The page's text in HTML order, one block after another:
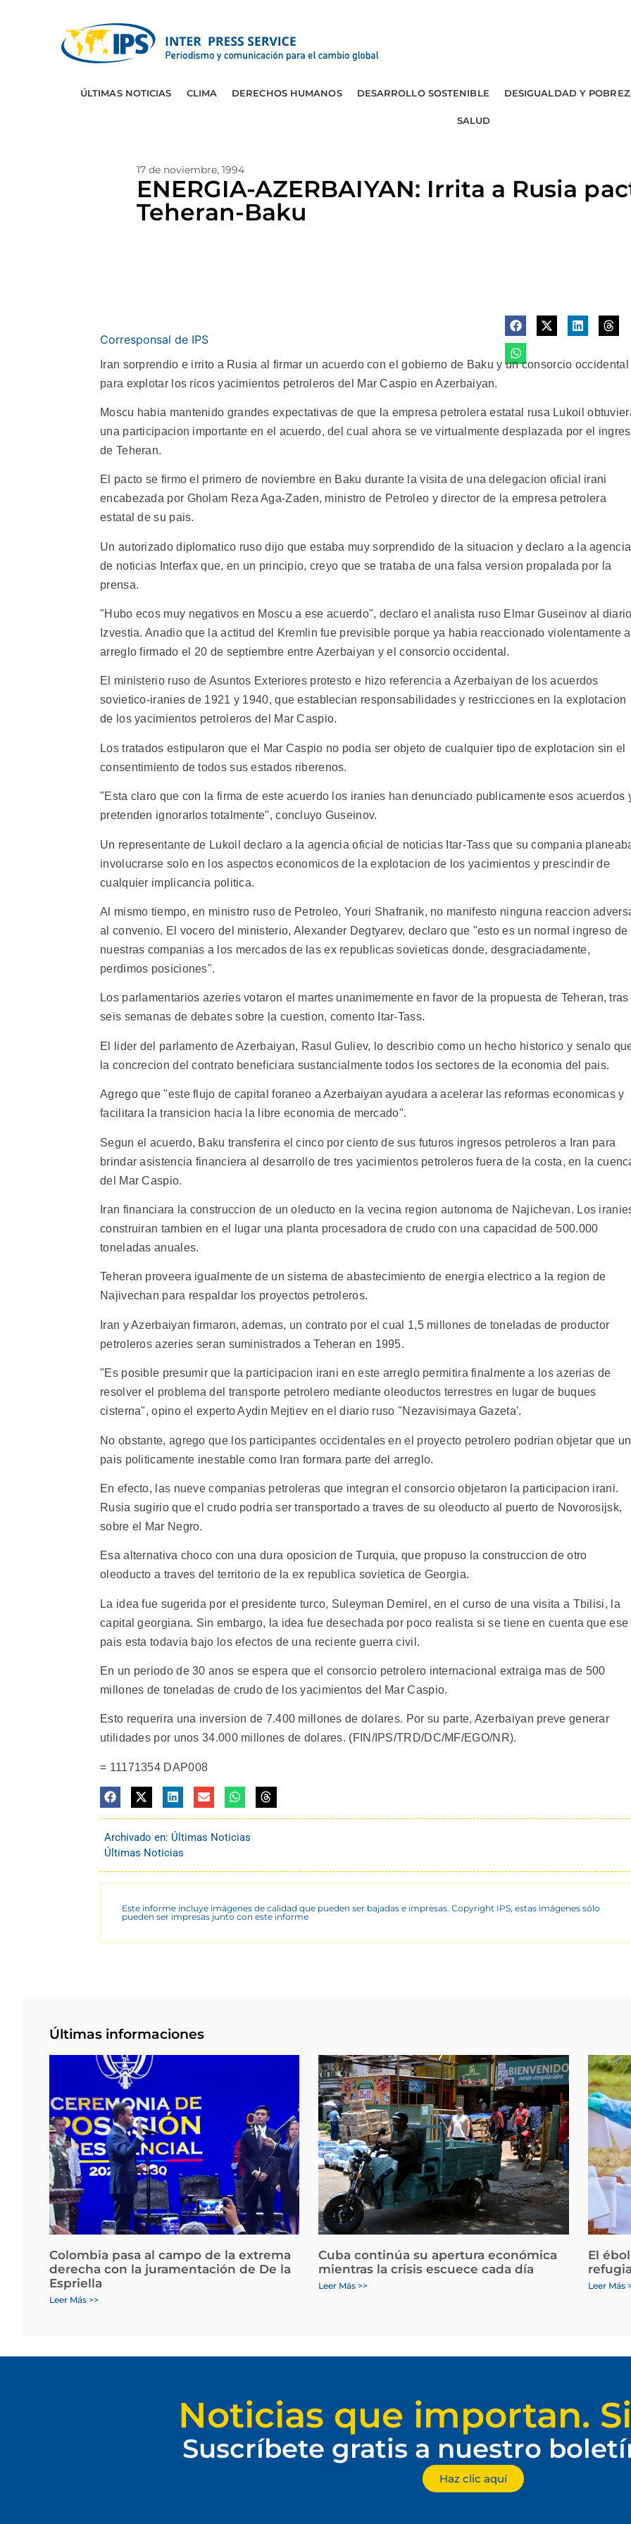
ÚLTIMAS NOTICIAS CLIMA DERECHOS HUMANOS DESARROLLO SOSTENIBLE DESIGUALDAD Y
SALUD
17 de noviembre, 1994
ENERGIA-AZERBAIYAN: Irrita a Rusia
Teheran-Baku
Corresponsal de IPS
Iran sorprendio e irrito a Rusia al firmar un acuerdo con el gobierno de Baku y un consorcio occidental
para explotar los ricos yacimientos petroleros del Mar Caspio en Azerbaiyan.
Moscu habia mantenido grandes expectativas de que la empresa petrolera estatal rusa Lukoil
una participacion importante en el acuerdo, del cual ahora se ve virtualmente desplazada por el
de Teheran.
El pacto se firmo el primero de noviembre en Baku durante la visita de una delegacion oficial irani
encabezada por Gholam Reza Aga-Zaden, ministro de Petroleo y director de la empresa petrolera
estatal de su pais.
Un autorizado diplomatico ruso dijo que estaba muy sorprendido de la situacion y declaro a la agencia
de noticias Interfax que, en un principio, creyo que se trataba de una falsa version propalada por la
prensa.
"Hubo ecos muy negativos en Moscu a ese acuerdo", declaro el analista ruso Elmar Guseinov al
Izvestia. Anadio que la actitud del Kremlin fue previsible porque ya habia reaccionado violentamente
arreglo firmado el 20 de septiembre entre Azerbaiyan y el consorcio occidental.
El ministerio ruso de Asuntos Exteriores protesto e hizo referencia a Azerbaiyan de los acuerdos
sovietico-iranies de 1921 y 1940, que establecian responsabilidades y restricciones en la explotacion
de los yacimientos petroleros del Mar Caspio.
Los tratados estipularon que el Mar Caspio no podia ser objeto de cualquier tipo de explotacion sin el
consentimiento de todos sus estados riberenos.
"Esta claro que con la firma de este acuerdo los iranies han denunciado publicamente esos acuerdos
pretenden ignorarlos totalmente", concluyo Guseinov.
Un representante de Lukoil declaro a la agencia oficial de noticias Itar-Tass que su compania
involucrarse solo en los aspectos economicos de la explotacion de los yacimientos y prescindir de
cualquier implicancia politica.
Al mismo tiempo, en ministro ruso de Petroleo, Youri Shafranik, no manifesto ninguna reaccion
al convenio. El vocero del ministerio, Alexander Degtyarev, declaro que "esto es un normal ingreso de
nuestras companias a los mercados de las ex republicas sovieticas donde, desgraciadamente,
perdimos posiciones".
Los parlamentarios azeries votaron el martes unanimemente en favor de la propuesta de Teheran, tras
seis semanas de debates sobre la cuestion, comento Itar-Tass.
El lider del parlamento de Azerbaiyan, Rasul Guliev, lo describio como un hecho historico y senalo
la concrecion del contrato beneficiara sustancialmente todos los sectores de la economia del pais.
Agrego que "este flujo de capital foraneo a Azerbaiyan ayudara a acelerar las reformas economicas y
facilitara la transicion hacia la libre economia de mercado".
Segun el acuerdo, Baku transferira el cinco por ciento de sus futuros ingresos petroleros a Iran para
brindar asistencia financiera al desarrollo de tres yacimientos petroleros fuera de la costa, en la
del Mar Caspio.
Iran financiara la construccion de un oleducto en la vecina region autonoma de Najichevan. Los
construiran tambien en el lugar una planta procesadora de crudo con una capacidad de 500.000
toneladas anuales.
Teheran proveera igualmente de un sistema de abastecimiento de energia electrico a la region de
Najivechan para respaldar los proyectos petroleros.
Iran y Azerbaiyan firmaron, ademas, un contrato por el cual 1,5 millones de toneladas de productor
petroleros azeries seran suministrados a Teheran en 1995.
"Es posible presumir que la participacion irani en este arreglo permitira finalmente a los azerias de
resolver el problema del transporte petrolero mediante oleoductos terrestres en lugar de buques
cisterna", opino el experto Aydin Mejtiev en el diario ruso "Nezavisimaya Gazeta'.
No obstante, agrego que los participantes occidentales en el proyecto petrolero podrian objetar que un
pais politicamente inestable como Iran formara parte del arreglo.
En efecto, las nueve companias petroleras que integran el consorcio objetaron la participacion irani.
Rusia sugirio que el crudo podria ser transportado a traves de su oleoducto al puerto de Novorosijsk,
sobre el Mar Negro.
Esa alternativa choco con una dura oposicion de Turquia, que propuso la construccion de otro
oleoducto a traves del territorio de la ex republica sovietica de Georgia.
La idea fue sugerida por el presidente turco, Suleyman Demirel, en el curso de una visita a Tbilisi, la
capital georgiana. Sin embargo, la idea fue desechada por poco realista si se tiene en cuenta que ese
pais esta todavia bajo los efectos de una reciente guerra civil.
En un periodo de 30 anos se espera que el consorcio petrolero internacional extraiga mas de 500
millones de toneladas de crudo de los yacimientos del Mar Caspio.
Esto requerira una inversion de 7.400 millones de dolares. Por su parte, Azerbaiyan preve generar
utilidades por unos 34.000 millones de dolares. (FIN/IPS/TRD/DC/MF/EGO/NR).
= 11171354 DAP008
Archivado en: Últimas Noticias
Últimas Noticias
Este informe incluye imágenes de calidad que pueden ser bajadas e impresas. Copyright IPS, estas imágenes sólo
pueden ser impresas junto con este informe
Últimas informaciones
Colombia pasa al campo de la extrema
derecha con la juramentación de De la
Espriella
Leer Más >>
Cuba continúa su apertura económica
mientras la crisis escuece cada día
Leer Más >>
El
Leer Más
Noticias que importan.
Suscríbete gratis a nuestro
Haz clic aquí